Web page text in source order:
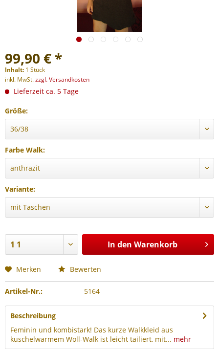
99,90 € *
Inhalt: 1 Stück
inkl. MwSt.zzgl. Versandkosten
Lieferzeit ca. 5 Tage
Größe:
Farbe Walk:
Variante:
In den Warenkorb
Merken Bewerten
Artikel-Nr.: 5164
Beschreibung
Feminin und kombistark! Das kurze Walkkleid aus
kuschelwarmem Woll-Walk ist leicht tailiert, mit... mehr